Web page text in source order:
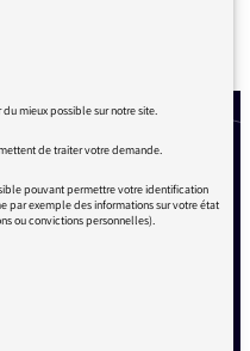
mieux possible sur notre site.
de traiter votre demande.
pouvant permettre votre identification
par exemple des informations sur votre état
ou convictions personnelles).